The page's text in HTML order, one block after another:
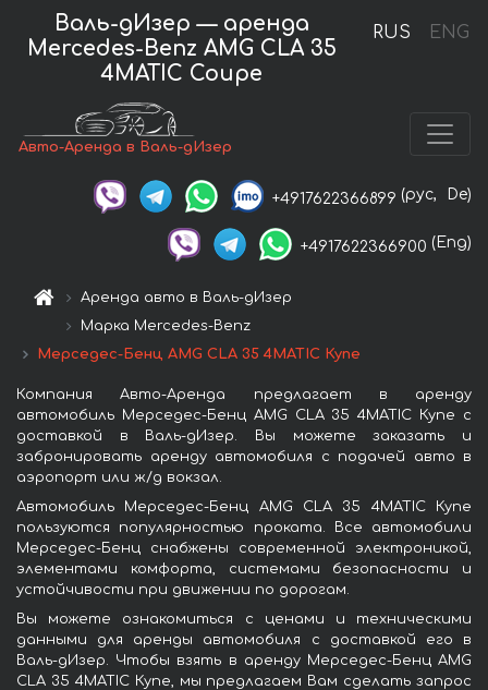
RUS ENG
Валь-дИзер — аренда
Mercedes-Benz AMG CLA 35
4MATIC Coupe
Авто-Аренда в Валь-дИзер
+4917622366899 (рус, De)
+4917622366900 (Eng)
Аренда авто в Валь-дИзер
Марка Mercedes-Benz
Мерседес-Бенц AMG CLA 35 4MATIC Купе
Компания Авто-Аренда предлагает в аренду
автомобиль Мерседес-Бенц AMG CLA 35 4MATIC Купе с
доставкой в Валь-дИзер. Вы можете заказать и
забронировать аренду автомобиля с подачей авто в
аэропорт или ж/д вокзал.
Автомобиль Мерседес-Бенц AMG CLA 35 4MATIC Купе
пользуются популярностью проката. Все автомобили
Мерседес-Бенц снабжены современной электроникой,
элементами комфорта, системами безопасности и
устойчивости при движении по дорогам.
Вы можете ознакомиться с ценами и техническими
данными для аренды автомобиля с доставкой его в
Валь-дИзер. Чтобы взять в аренду Мерседес-Бенц AMG
CLA 35 4MATIC Купе, мы предлагаем Вам сделать запрос